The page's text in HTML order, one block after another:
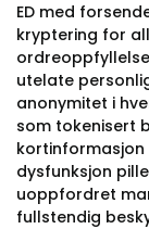
ED med
kryptering for
utelate
anonymitet i
som tokenisert
kortinformasjon
dysfunksjon
uoppfordret
fullstendig